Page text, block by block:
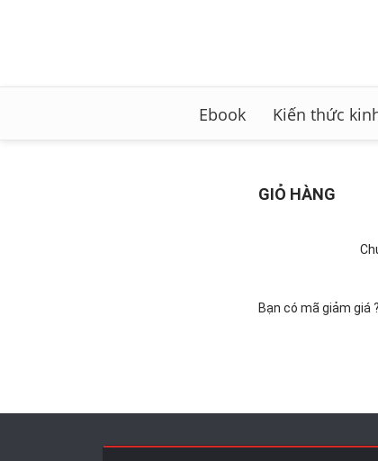
Ebook Kiến thức
GIỎ HÀNG
Bạn có mã giảm giá ?